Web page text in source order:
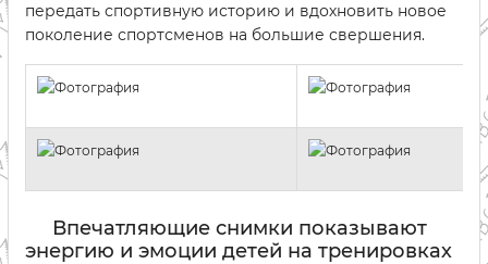
передать спортивную историю и вдохновить новое
поколение спортсменов на большие свершения.
Впечатляющие снимки показывают
энергию и эмоции детей на тренировках